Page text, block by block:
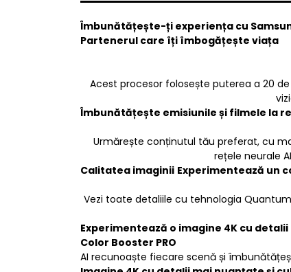
Îmbunătățește-ți experiența cu
Partenerul care îți îmbogățește viața
Acest procesor folosește puterea a 20
Îmbunătățește emisiunile și filmele la
Urmărește conținutul tău preferat, cu
rețele neurale
Calitatea imaginii Experimentează un
Vezi toate detaliile cu tehnologia
Experimentează o imagine 4K cu
Color Booster PRO
AI recunoaște fiecare scenă și